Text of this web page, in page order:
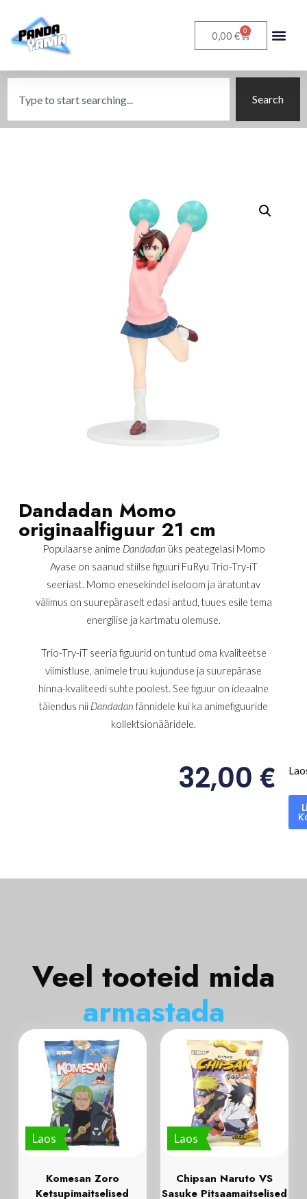
0,00 € 0
Search
Dandadan Momo
originaalfiguur 21 cm
Populaarse anime Dandadan üks peategelasi Momo
Ayase on saanud stiilse figuuri FuRyu Trio-Try-iT
seeriast. Momo enesekindel iseloom ja äratuntav
välimus on suurepäraselt edasi antud, tuues esile tema
energilise ja kartmatu olemuse.
Trio-Try-iT seeria figuurid on tuntud oma kvaliteetse
viimistluse, animele truu kujunduse ja suurepärase
hinna-kvaliteedi suhte poolest. See figuur on ideaalne
täiendus nii Dandadan fännidele kui ka animefiguuride
kollektsionääridele.
32,00€
Veel tooteid mida
armastada
Laos
Komesan Zoro
Ketsupimaitselised
Laos
Chipsan Naruto VS
Sasuke Pitsaamaitselised